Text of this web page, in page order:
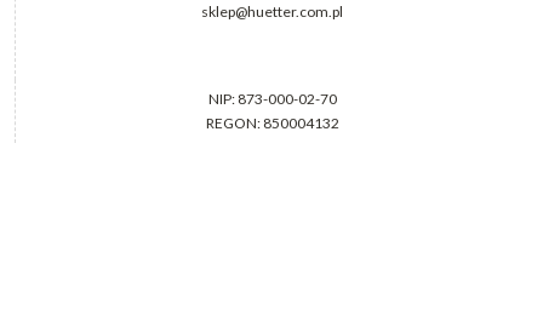
sklep@huetter.com.pl
NIP: 873-000-02-70
REGON: 850004132